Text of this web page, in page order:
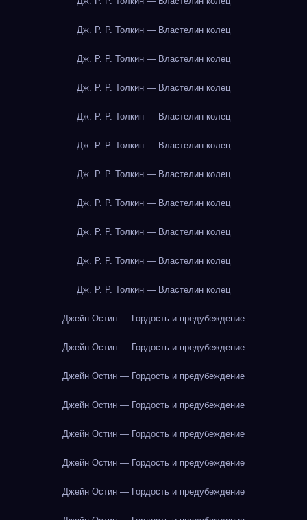
Дж. Р. Р. Толкин — Властелин колец
Дж. Р. Р. Толкин — Властелин колец
Дж. Р. Р. Толкин — Властелин колец
Дж. Р. Р. Толкин — Властелин колец
Дж. Р. Р. Толкин — Властелин колец
Дж. Р. Р. Толкин — Властелин колец
Дж. Р. Р. Толкин — Властелин колец
Дж. Р. Р. Толкин — Властелин колец
Дж. Р. Р. Толкин — Властелин колец
Дж. Р. Р. Толкин — Властелин колец
Джейн Остин — Гордость и предубеждение
Джейн Остин — Гордость и предубеждение
Джейн Остин — Гордость и предубеждение
Джейн Остин — Гордость и предубеждение
Джейн Остин — Гордость и предубеждение
Джейн Остин — Гордость и предубеждение
Джейн Остин — Гордость и предубеждение